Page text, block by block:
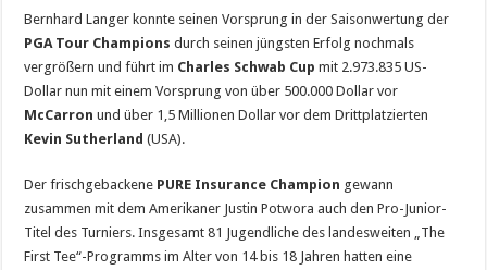
Bernhard Langer konnte seinen Vorsprung in der Saisonwertung der
PGA Tour Champions durch seinen jüngsten Erfolg nochmals
vergrößern und führt im Charles Schwab Cup mit 2.973.835 US-
Dollar nun mit einem Vorsprung von über 500.000 Dollar vor
McCarron und über 1,5 Millionen Dollar vor dem Drittplatzierten
Kevin Sutherland (USA).
Der frischgebackene PURE Insurance Champion gewann
zusammen mit dem Amerikaner Justin Potwora auch den Pro-Junior-
Titel des Turniers. Insgesamt 81 Jugendliche des landesweiten „The
First Tee“-Programms im Alter von 14 bis 18 Jahren hatten eine